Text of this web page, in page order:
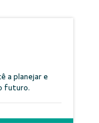
a planejar e
futuro.